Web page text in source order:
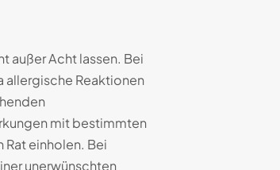
außer Acht lassen. Bei
allergische Reaktionen
mit bestimmten
einholen. Bei
unerwünschten